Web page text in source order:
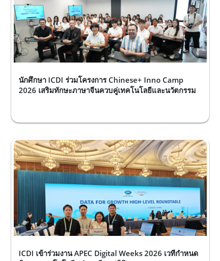
นักศึกษา ICDI ร่วมโครงการ Chinese+ Inno Camp
2026 เสริมทักษะภาษาจีนควบคู่เทคโนโลยีและนวัตกรรม
ICDI เข้าร่วมงาน APEC Digital Weeks 2026 เวทีกำหนด